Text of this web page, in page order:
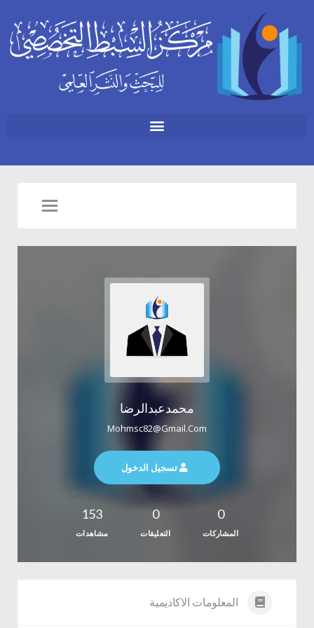
محمدعبدالرضا
Mohmsc82@gmail.com
تسجيل الدخول
0
المشاركات
0
التعليقات
153
مشاهدات
المعلومات الاكاديمية